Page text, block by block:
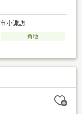
小諏訪
角地